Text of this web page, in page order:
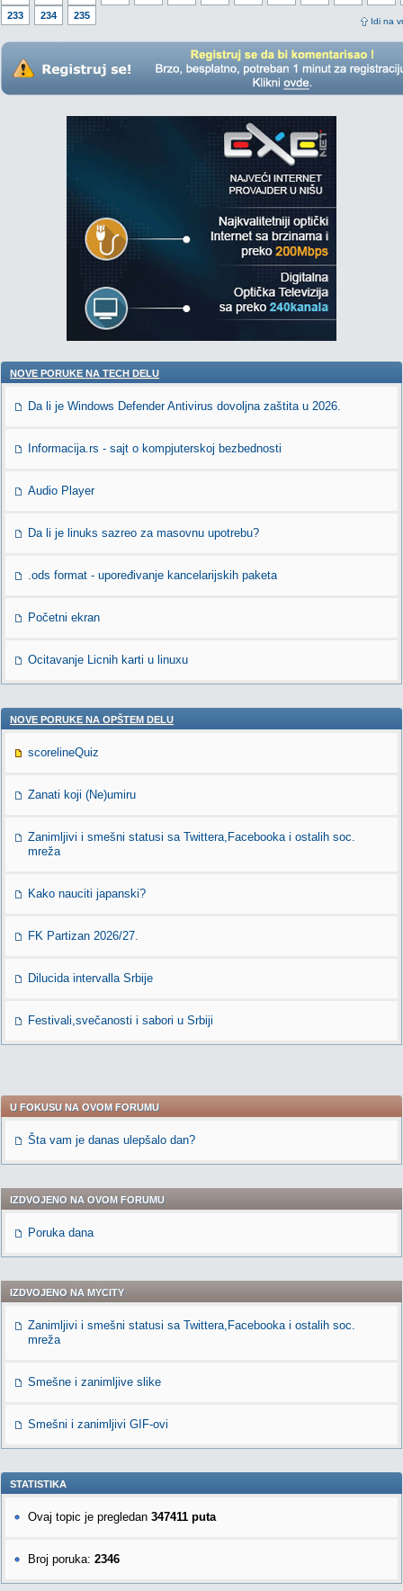
233
234 235
Idi na
NOVE PORUKE NA TECH DELU
Da li je Windows Defender Antivirus dovoljna zaštita u 2026.
Informacija.rs - sajt o kompjuterskoj bezbednosti
Audio Player
Da li je linuks sazreo za masovnu upotrebu?
.ods format - upoređivanje kancelarijskih paketa
Početni ekran
Ocitavanje Licnih karti u linuxu
NOVE PORUKE NA OPŠTEM DELU
scorelineQuiz
Zanati koji (Ne)umiru
Zanimljivi i smešni statusi sa Twittera,Facebooka i ostalih soc.
mreža
Kako nauciti japanski?
FK Partizan 2026/27.
Dilucida intervalla Srbije
Festivali,svečanosti i sabori u Srbiji
U FOKUSU NA OVOM FORUMU
Šta vam je danas ulepšalo dan?
IZDVOJENO NA OVOM FORUMU
Poruka dana
IZDVOJENO NA MYCITY
Zanimljivi i smešni statusi sa Twittera,Facebooka i ostalih soc.
mreža
Smešne i zanimljive slike
Smešni i zanimljivi GIF-ovi
STATISTIKA
Ovaj topic je pregledan 347411 puta
Broj poruka: 2346